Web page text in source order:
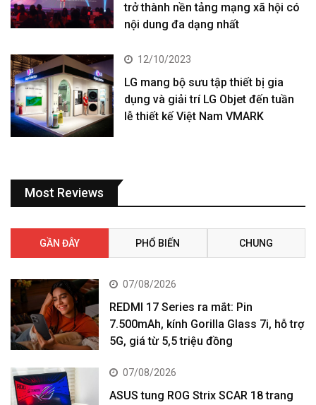
trở thành nền tảng mạng xã hội có
nội dung đa dạng nhất
12/10/2023
LG mang bộ sưu tập thiết bị gia
dụng và giải trí LG Objet đến tuần
lễ thiết kế Việt Nam VMARK
Most Reviews
GẦN ĐÂY PHỔ BIẾN CHUNG
07/08/2026
REDMI 17 Series ra mắt: Pin
7.500mAh, kính Gorilla Glass 7i, hỗ trợ
5G, giá từ 5,5 triệu đồng
07/08/2026
ASUS tung ROG Strix SCAR 18 trang